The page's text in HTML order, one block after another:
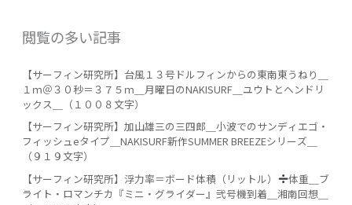
閲覧の多い記事
【サーフィン研究所】台風１３号ドルフィンからの東南東うねり＿
１ｍ＠３０秒＝３７５ｍ＿月曜日のNAKISURF＿ユウトとヘンドリ
ックス＿（１００８文字）
【サーフィン研究所】加山雄三の三四郎＿小波でのサンディエゴ・
フィッシュeタイプ＿NAKISURF新作SUMMER BREEZEシリーズ＿
（９１９文字）
【サーフィン研究所】浮力率＝ボード体積（リットル）
体重＿ブ
ライト・ロマンチカ『ミニ・グライダー』弐号機到着＿湘南回想＿